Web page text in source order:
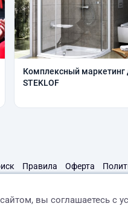
Комплексный маркетинг
STEKLOF
Правила Оферта
вы соглашаетесь с